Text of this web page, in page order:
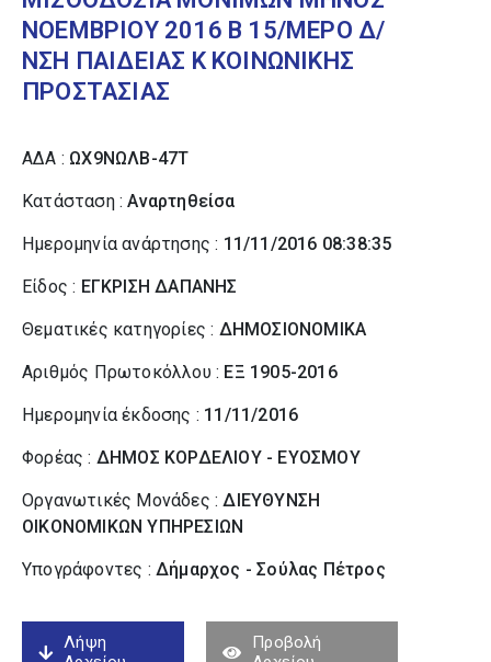
ΝΟΕΜΒΡΙΟΥ 2016 Β 15/ΜΕΡΟ Δ/
ΝΣΗ ΠΑΙΔΕΙΑΣ Κ ΚΟΙΝΩΝΙΚΗΣ
ΠΡΟΣΤΑΣΙΑΣ
ΑΔΑ : ΩΧ9ΝΩΛΒ-47Τ
Κατάσταση :Αναρτηθείσα
Ημερομηνία ανάρτησης : 11/11/2016 08:38:35
Είδος : ΕΓΚΡΙΣΗ ΔΑΠΑΝΗΣ
Θεματικές κατηγορίες : ΔΗΜΟΣΙΟΝΟΜΙΚΑ
Αριθμός Πρωτοκόλλου : ΕΞ 1905-2016
Ημερομηνία έκδοσης : 11/11/2016
Φορέας : ΔΗΜΟΣ ΚΟΡΔΕΛΙΟΥ - ΕΥΟΣΜΟΥ
Οργανωτικές Μονάδες :ΔΙΕΥΘΥΝΣΗ
ΟΙΚΟΝΟΜΙΚΩΝ ΥΠΗΡΕΣΙΩΝ
Υπογράφοντες : Δήμαρχος - Σούλας Πέτρος
Λήψη
Προβολή